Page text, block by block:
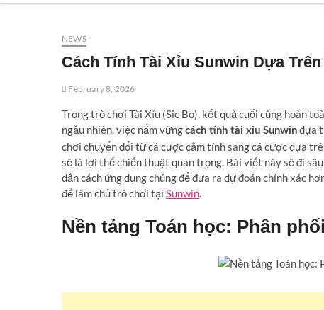
NEWS
Cách Tính Tài Xỉu Sunwin Dựa
February 8, 2026
Trong trò chơi Tài Xỉu (Sic Bo), kết quả cuối cùng hoàn
ngẫu nhiên, việc nắm vững cách tính tài xỉu Sunwin dựa
chơi chuyển đổi từ cá cược cảm tính sang cá cược dựa
sẽ là lợi thế chiến thuật quan trọng. Bài viết này sẽ đi
dẫn cách ứng dụng chúng để đưa ra dự đoán chính xác
để làm chủ trò chơi tại Sunwin.
Nền tảng Toán học: Phân